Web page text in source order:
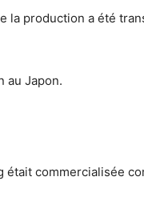
la production a été
au Japon.
était commercialisée